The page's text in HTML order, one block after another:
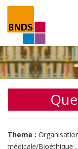
Theme :
médicale/Bioéthique ,